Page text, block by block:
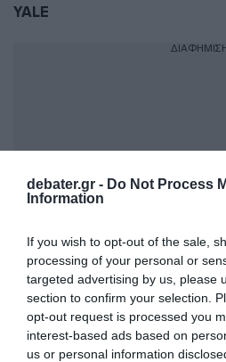
debater.gr - Do Not Process
Information
If you wish to opt-out of the sale,
processing of your personal or
targeted advertising by us, please
section to confirm your selection.
opt-out request is processed you
interest-based ads based on
us or personal information
YALE